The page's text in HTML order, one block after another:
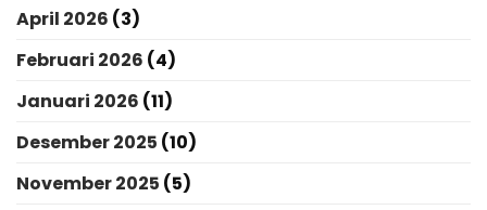
April 2026 (3)
Februari 2026 (4)
Januari 2026 (11)
Desember 2025 (10)
November 2025 (5)